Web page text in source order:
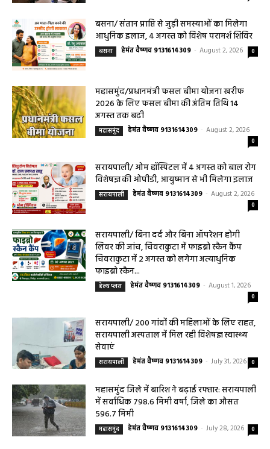
बसना/ संतान प्राप्ति से जुड़ी समस्याओं का मिलेगा
आधुनिक इलाज, 4 अगस्त को विशेष परामर्श शिविर
बसना हेमंत वैष्णव 9131614309 - August 2, 2026 0
महासमुंद/प्रधानमंत्री फसल बीमा योजना खरीफ
2026 के लिए फसल बीमा की अंतिम तिथि 14
अगस्त तक बढ़ी
महासमुंद हेमंत वैष्णव 9131614309 - August 2, 2026
0
सरायपाली/ ओम हॉस्पिटल में 4 अगस्त को बाल रोग
विशेषज्ञ की ओपीडी, आयुष्मान से भी मिलेगा इलाज
सरायपाली हेमंत वैष्णव 9131614309 - August 2, 2026
0
सरायपाली/ बिना दर्द और बिना ऑपरेशन होगी
लिवर की जांच, चिवराकुटा में फाइब्रो स्कैन कैंप
चिवराकुटा में 2 अगस्त को लगेगा अत्याधुनिक
फाइब्रो स्कैन...
हेल्थ प्लस हेमंत वैष्णव 9131614309 - August 1, 2026
0
सरायपाली/ 200 गांवों की महिलाओं के लिए राहत,
सरायपाली अस्पताल में मिल रही विशेषज्ञ स्वास्थ्य
सेवाएं
सरायपाली हेमंत वैष्णव 9131614309 - July 31, 2026 0
महासमुंद जिले में बारिश ने बढ़ाई रफ्तार: सरायपाली
में सर्वाधिक 798.6 मिमी वर्षा, जिले का औसत
596.7 मिमी
महासमुंद हेमंत वैष्णव 9131614309 - July 28, 2026 0